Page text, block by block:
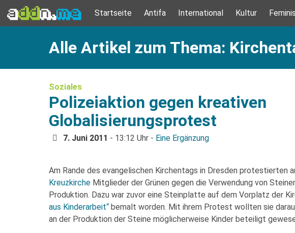
Startseite Antifa International Kultur
Alle Artikel zum Thema:
Soziales
Polizeiaktion gegen kreativen
Globalisierungsprotest
7. Juni 2011 - 13:12 Uhr - Eine Ergänzung
Am Rande des evangelischen Kirchentags in Dresden protestierten
Kreuzkirche Mitglieder der Grünen gegen die Verwendung von
Produktion. Dazu war zuvor eine Steinplatte auf dem Vorplatz der
aus Kinderarbeit“ bemalt worden. Mit ihrem Protest wollten sie
an der Produktion der Steine möglicherweise Kinder beteiligt